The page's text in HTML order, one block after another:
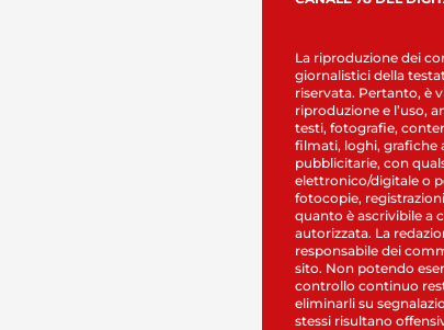
La riproduzione dei
giornalistici della
riservata. Pertanto, è
riproduzione e l’uso,
testi, fotografie,
filmati, loghi, grafiche
pubblicitarie, con
elettronico/digitale o
fotocopie,
quanto è ascrivibile a
autorizzata. La
responsabile dei
sito. Non potendo
controllo continuo
eliminarli su
stessi risultano